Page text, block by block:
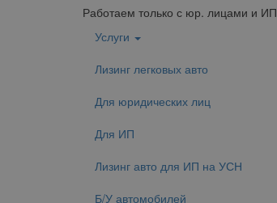
Работаем только с юр. лицами и ИП
Услуги
Лизинг легковых авто
Для юридических лиц
Для ИП
Лизинг авто для ИП на УСН
Б/У автомобилей